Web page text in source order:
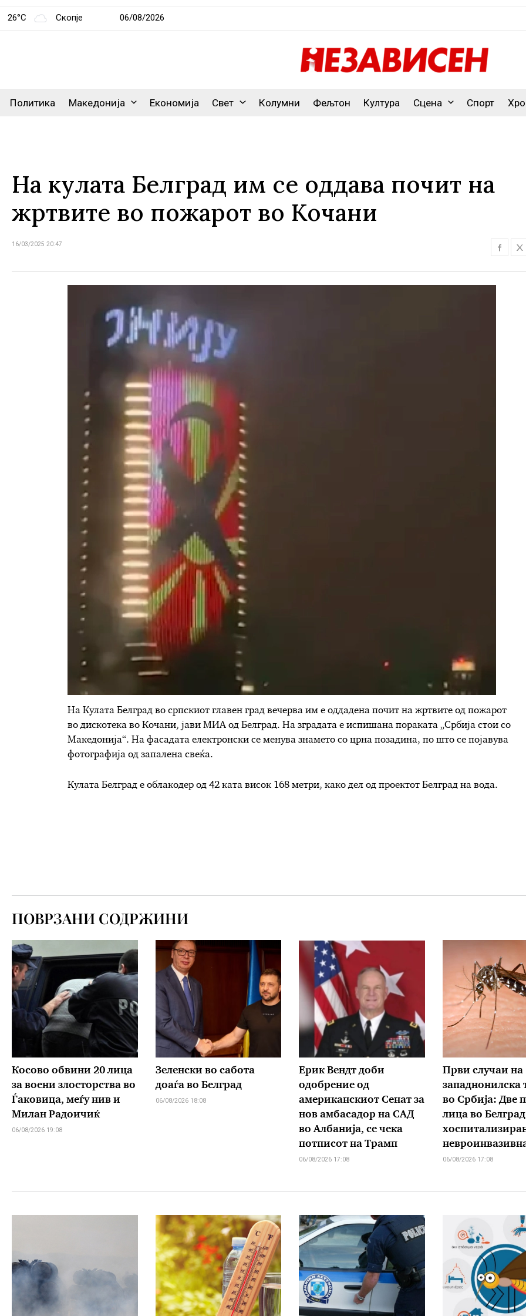
26°C Скопје 06/08/2026
Политика Македонија Економија Свет Колумни Фељтон Култура Сцена Спорт
На кулата Белград им се оддава почит на
жртвите во пожарот во Кочани
16/03/2025 20:47
На Кулата Белград во српскиот главен град вечерва им е оддадена почит на жртвите од пожарот
во дискотека во Кочани, јави МИА од Белград. На зградата е испишана пораката „Србија стои со
Македонија“. На фасадата електронски се менува знамето со црна позадина, по што се појавува
фотографија од запалена свеќа.
Кулата Белград е облакодер од 42 ката висок 168 метри, како дел од проектот Белград на вода.
ПОВРЗАНИ СОДРЖИНИ
Косово обвини 20 лица
за воени злосторства во
Ѓаковица, меѓу нив и
Милан Радоичиќ
06/08/2026 19:08
Зеленски во сабота
доаѓа во Белград
06/08/2026 18:08
Ерик Вендт доби
одобрение од
американскиот Сенат за
нов амбасадор на САД
во Албанија, се чека
потписот на Трамп
06/08/2026 17:08
Први случаи на
западнонилска
во Србија: Две
лица во Белград
06/08/2026 17:08